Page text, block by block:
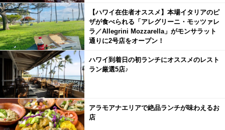
【ハワイ在住者オススメ】本場イタリアのピ
ザが食べられる「アレグリーニ・モッツァレ
ラ／Allegrini Mozzarella」がモンサラット
通りに2号店をオープン！
ハワイ到着日の初ランチにオススメのレスト
ラン厳選5店♪
アラモアナエリアで絶品ランチが味わえるお
店